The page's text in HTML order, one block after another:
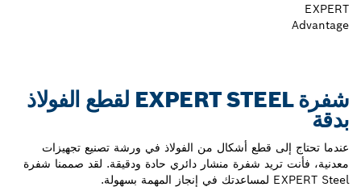
EXPERT
Advantage
شفرة EXPERT STEEL لقطع الفولاذ
بدقة
عندما تحتاج إلى قطع أشكال من الفولاذ في ورشة تصنيع تجهيزات
معدنية، فأنت تريد شفرة منشار دائري حادة ودقيقة. لقد صممنا شفرة
EXPERT Steel لمساعدتك في إنجاز المهمة بسهولة.